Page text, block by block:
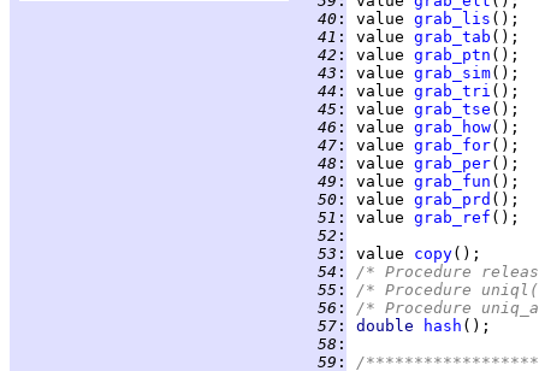
  40
: value grab_lis
  41
: value grab_tab
  42
: value grab_ptn
  43
: value grab_sim
  44
: value grab_tri
  45
: value grab_tse
  46
: value grab_how
  47
: value grab_for
  48
: value grab_per
  49
: value grab_fun
  50
: value grab_prd
  51
: value grab_ref
  52
:
  53
: value copy
  54
:
/* Procedure
  55
:
/* Procedure
  56
:
/* Procedure
  57
: double hash
  58
:
  59
:
/